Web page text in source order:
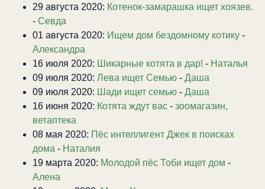
29 августа 2020: Котенок-замарашка ищет хоязев.
- Севда
01 августа 2020: Ищем дом бездомному котику -
Александра
16 июля 2020: Шикарные котята в дар! - Наталья
09 июля 2020: Лева ищет Семью - Даша
09 июля 2020: Шади ищет семью - Даша
16 июня 2020: Котята ждут вас - зоомагазин,
ветаптека
08 мая 2020: Пёс интеллигент Джек в поисках
дома - Наталия
19 марта 2020: Молодой пёс Тоби ищет дом -
Алена